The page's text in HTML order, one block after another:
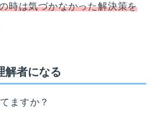
時は気づかなかった解決策を
解者になる
ますか？